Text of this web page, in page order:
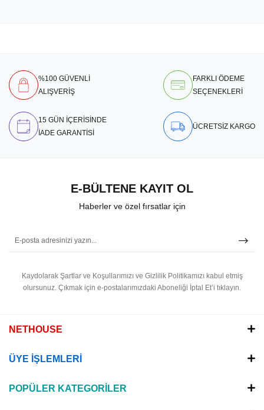
%100 GÜVENLİ
ALIŞVERİŞ
FARKLI ÖDEME
SEÇENEKLERİ
15 GÜN İÇERİSİNDE
İADE GARANTİSİ
ÜCRETSİZ KARGO
E-BÜLTENE KAYIT OL
Haberler ve özel fırsatlar için
Kaydolarak Şartlar ve Koşullarımızı ve Gizlilik Politikamızı kabul etmiş
olursunuz. Çıkmak için e-postalarımızdaki Aboneliği İptal Et’i tıklayın.
NETHOUSE
ÜYE İŞLEMLERİ
POPÜLER KATEGORİLER